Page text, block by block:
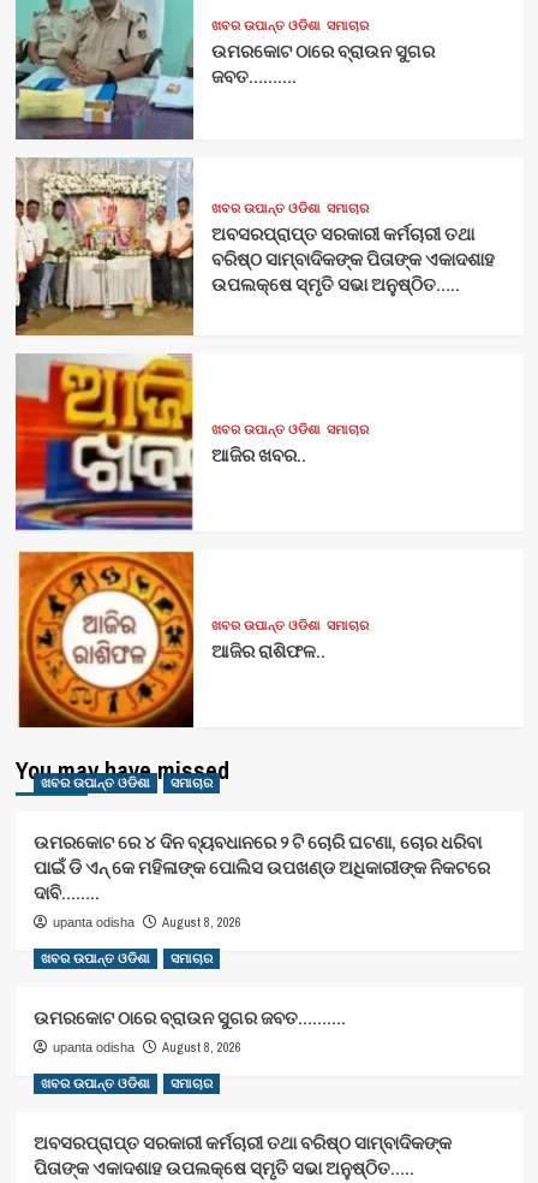
ଖବର ଉପାନ୍ତ ଓଡିଶା ସମାଚାର
ଉମରକୋଟ ଠାରେ ବ୍ରାଉନ ସୁଗର
ଜବତ……….
ଖବର ଉପାନ୍ତ ଓଡିଶା ସମାଚାର
ଅବସରପ୍ରାପ୍ତ ସରକାରୀ କର୍ମଚାରୀ ତଥା
ବରିଷ୍ଠ ସାମ୍ବାଦିକଙ୍କ ପିତାଙ୍କ ଏକାଦଶାହ
ଉପଲକ୍ଷେ ସ୍ମୃତି ସଭା ଅନୁଷ୍ଠିତ…..
ଖବର ଉପାନ୍ତ ଓଡିଶା ସମାଚାର
ଆଜିର ଖବର..
ଖବର ଉପାନ୍ତ ଓଡିଶା ସମାଚାର
ଆଜିର ରାଶିଫଳ..
You may have missed
ଖବର ଉପାନ୍ତ ଓଡିଶା ସମାଚାର
ଉମରକୋଟ ରେ ୪ ଦିନ ବ୍ୟବଧାନରେ ୨ ଟି ଚୋରି ଘଟଣା, ଚୋର ଧରିବା
ପାଇଁ ଡି ଏନ୍ କେ ମହିଳାଙ୍କ ପୋଲିସ ଉପଖଣ୍ଡ ଅଧିକାରୀଙ୍କ ନିକଟରେ
ଦାବି……..
upanta odisha August 8, 2026
ଖବର ଉପାନ୍ତ ଓଡିଶା ସମାଚାର
ଉମରକୋଟ ଠାରେ ବ୍ରାଉନ ସୁଗର ଜବତ……….
upanta odisha August 8, 2026
ଖବର ଉପାନ୍ତ ଓଡିଶା ସମାଚାର
ଅବସରପ୍ରାପ୍ତ ସରକାରୀ କର୍ମଚାରୀ ତଥା ବରିଷ୍ଠ ସାମ୍ବାଦିକଙ୍କ
ପିତାଙ୍କ ଏକାଦଶାହ ଉପଲକ୍ଷେ ସ୍ମୃତି ସଭା ଅନୁଷ୍ଠିତ…..